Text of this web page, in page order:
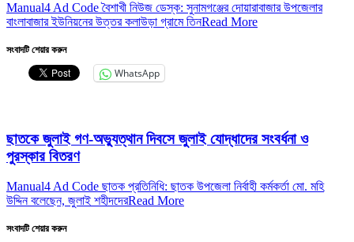
Manual4 Ad Code বৈশাখী নিউজ ডেস্ক: সুনামগঞ্জের দোয়ারাবাজার উপজেলার
বাংলাবাজার ইউনিয়নের উত্তর কলাউড়া গ্রামে তিনRead More
সংবাদটি শেয়ার করুন
WhatsApp
ছাতকে জুলাই গণ-অভ্যুত্থান দিবসে জুলাই যোদ্ধাদের সংবর্ধনা ও
পুরস্কার বিতরণ
Manual4 Ad Code ছাতক প্রতি‌নি‌ধি: ছাতক উপজেলা নির্বাহী কর্মকর্তা মো. মহি
উদ্দিন বলেছেন, জুলাই শহীদদেরRead More
সংবাদটি শেয়ার করুন